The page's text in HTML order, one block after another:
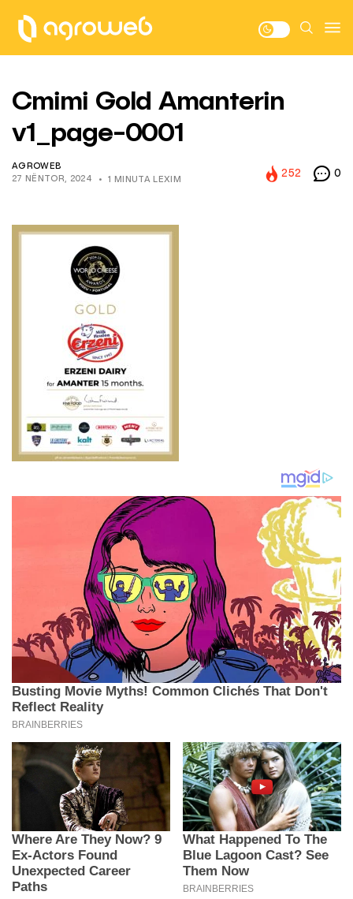
Cmimi Gold Amanterin
v1_page-0001
AGROWEB
27 NËNTOR, 2024
1 MINUTA LEXIM
252 0